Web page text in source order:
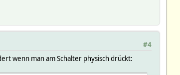
#4
wenn man am Schalter physisch drückt: